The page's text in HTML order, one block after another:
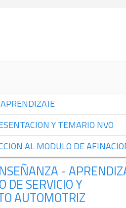
Y TEMARIO NVO
AL MODULO DE
-
DE SERVICIO Y
AUTOMOTRIZ